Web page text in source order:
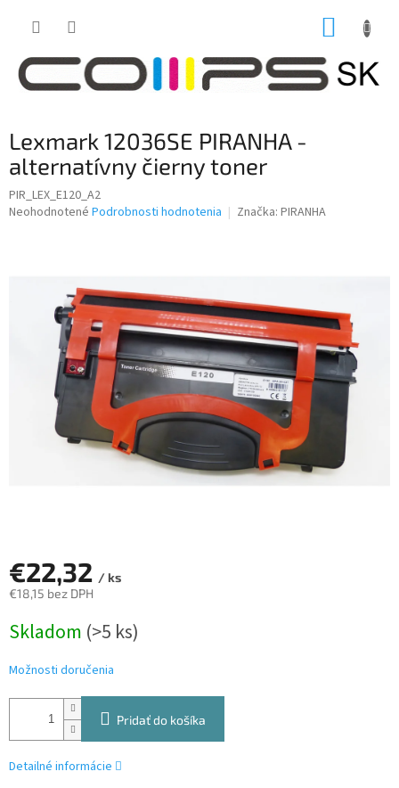
Lexmark 12036SE PIRANHA -
alternatívny čierny toner
PIR_LEX_E120_A2
Priemerné
hviezdičiek.
Neohodnotené Podrobnosti hodnotenia Značka: PIRANHA
€22,32 / ks
€18,15 bez DPH
cena:
Skladom (>5 ks)
Možnosti doručenia
Pridať do košíka
Detailné informácie